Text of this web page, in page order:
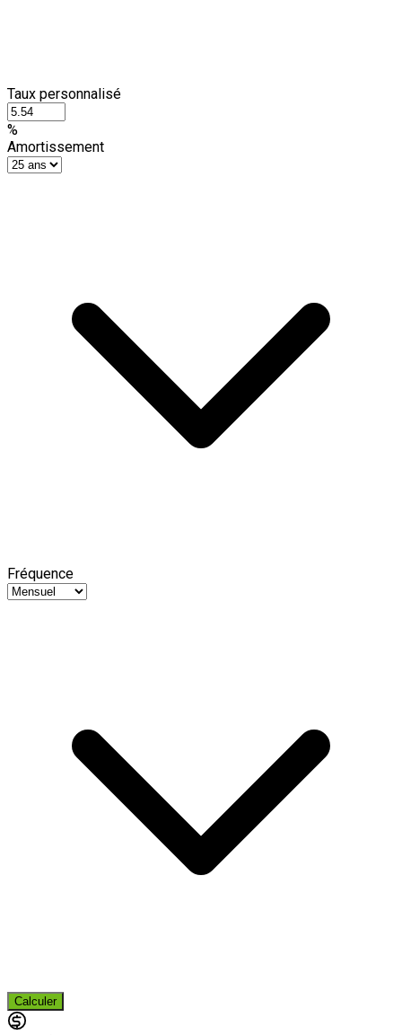
Taux personnalisé
%
Amortissement
Fréquence
Calculer